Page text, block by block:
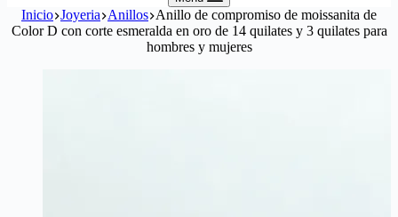
Inicio Joyeria Anillos Anillo de compromiso de moissanita de
Color D con corte esmeralda en oro de 14 quilates y 3 quilates para
hombres y mujeres